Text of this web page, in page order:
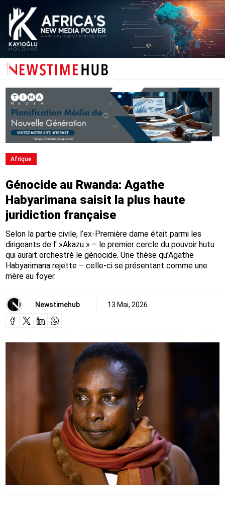
Afrique
Génocide au Rwanda: Agathe
Habyarimana saisit la plus haute
juridiction française
Selon la partie civile, l’ex-Première dame était parmi les
dirigeants de l' »Akazu » – le premier cercle du pouvoir hutu
qui aurait orchestré le génocide. Une thèse qu’Agathe
Habyarimana rejette – celle-ci se présentant comme une
mère au foyer.
Newstimehub 13 Mai, 2026